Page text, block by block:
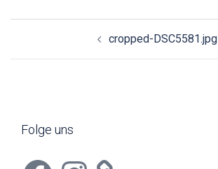
cropped-DSC5581.jpg
Folge uns
FacebookInstagram